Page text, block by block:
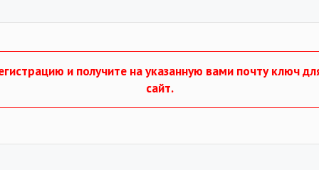
и получите на указанную вами почту ключ
сайт.